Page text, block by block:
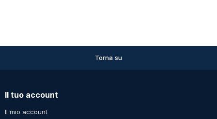
Torna su
Il tuo account
Il mio account